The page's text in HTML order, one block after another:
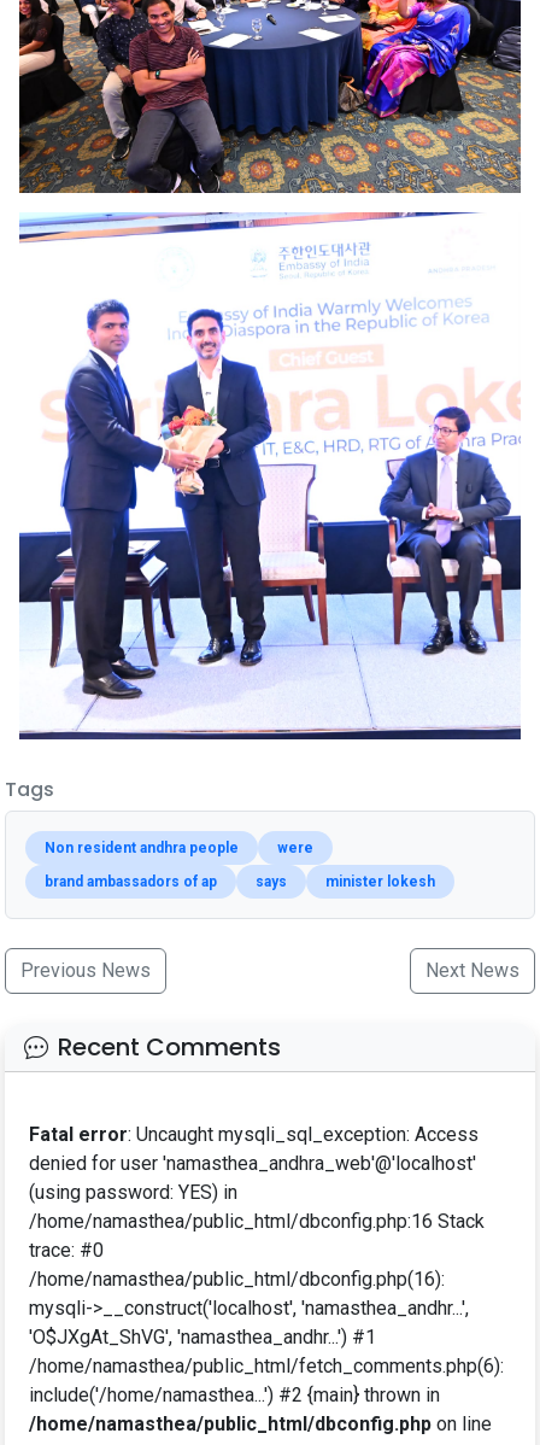
Tags
Non resident andhra people
were
brand ambassadors of ap
says minister lokesh
Previous News Next News
Recent Comments
Fatal error: Uncaught mysqli_sql_exception: Access
denied for user 'namasthea_andhra_web'@'localhost'
(using password: YES) in
/home/namasthea/public_html/dbconfig.php:16 Stack
trace: #0
/home/namasthea/public_html/dbconfig.php(16):
mysqli->__construct('localhost', 'namasthea_andhr...',
'O$JXgAt_ShVG', 'namasthea_andhr...') #1
/home/namasthea/public_html/fetch_comments.php(6):
include('/home/namasthea...') #2 {main} thrown in
/home/namasthea/public_html/dbconfig.php on line